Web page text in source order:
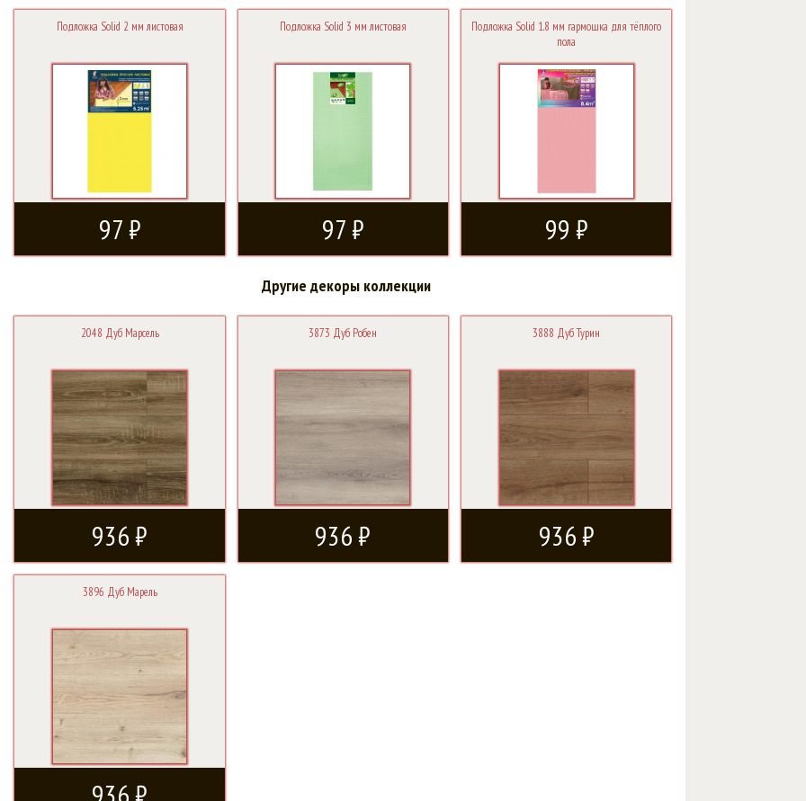
Подложка Solid 2 мм листовая
97 ₽
Подложка Solid 3 мм листовая
97 ₽
Подложка Solid 1.8 мм гармошка для тёплого
пола
99 ₽
Другие декоры коллекции
2048 Дуб Марсель
936 ₽
3873 Дуб Робен
936 ₽
3888 Дуб Турин
936 ₽
3896 Дуб Марель
936 ₽